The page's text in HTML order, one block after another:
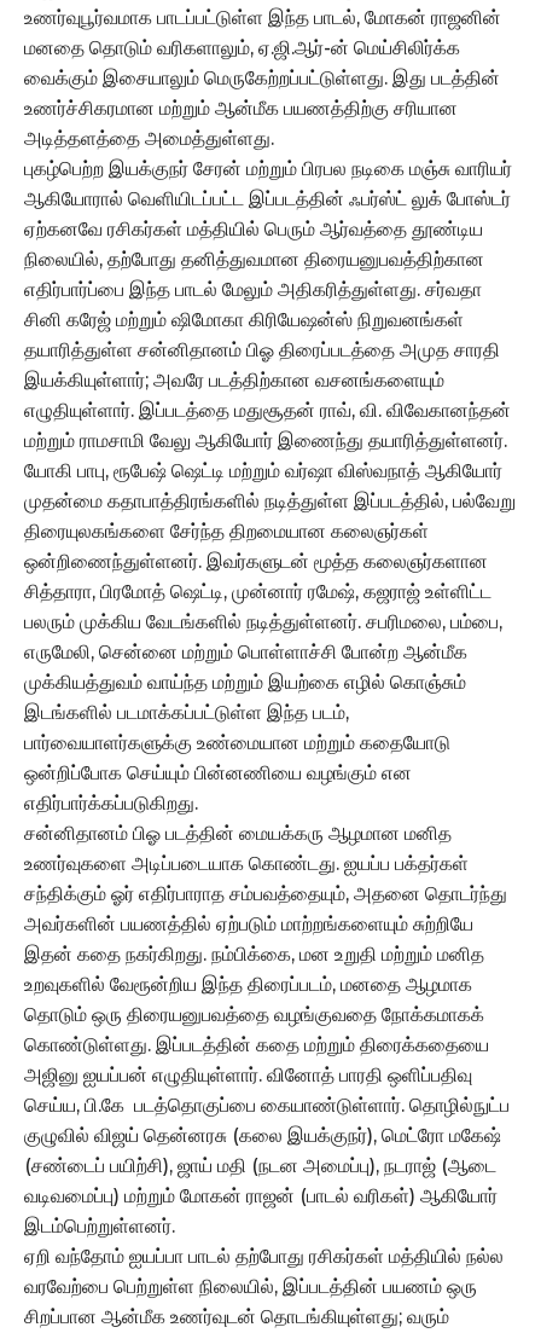
உணர்வுபூர்வமாக பாடப்பட்டுள்ள இந்த பாடல், மோகன் ராஜனின்
மனதை தொடும் வரிகளாலும், ஏ.ஜி.ஆர்-ன் மெய்சிலிர்க்க
வைக்கும் இசையாலும் மெருகேற்றப்பட்டுள்ளது. இது படத்தின்
உணர்ச்சிகரமான மற்றும் ஆன்மீக பயணத்திற்கு சரியான
அடித்தளத்தை அமைத்துள்ளது.
புகழ்பெற்ற இயக்குநர் சேரன் மற்றும் பிரபல நடிகை மஞ்சு வாரியர்
ஆகியோரால் வெளியிடப்பட்ட இப்படத்தின் ஃபர்ஸ்ட் லுக் போஸ்டர்
ஏற்கனவே ரசிகர்கள் மத்தியில் பெரும் ஆர்வத்தை தூண்டிய
நிலையில், தற்போது தனித்துவமான திரையனுபவத்திற்கான
எதிர்பார்ப்பை இந்த பாடல் மேலும் அதிகரித்துள்ளது. சர்வதா
சினி கரேஜ் மற்றும் ஷிமோகா கிரியேஷன்ஸ் நிறுவனங்கள்
தயாரித்துள்ள சன்னிதானம் பிஓ திரைப்படத்தை அமுத சாரதி
இயக்கியுள்ளார்; அவரே படத்திற்கான வசனங்களையும்
எழுதியுள்ளார். இப்படத்தை மதுசூதன் ராவ், வி. விவேகானந்தன்
மற்றும் ராமசாமி வேலு ஆகியோர் இணைந்து தயாரித்துள்ளனர்.
யோகி பாபு, ரூபேஷ் ஷெட்டி மற்றும் வர்ஷா விஸ்வநாத் ஆகியோர்
முதன்மை கதாபாத்திரங்களில் நடித்துள்ள இப்படத்தில், பல்வேறு
திரையுலகங்களை சேர்ந்த திறமையான கலைஞர்கள்
ஒன்றிணைந்துள்ளனர். இவர்களுடன் மூத்த கலைஞர்களான
சித்தாரா, பிரமோத் ஷெட்டி, முன்னார் ரமேஷ், கஜராஜ் உள்ளிட்ட
பலரும் முக்கிய வேடங்களில் நடித்துள்ளனர். சபரிமலை, பம்பை,
எருமேலி, சென்னை மற்றும் பொள்ளாச்சி போன்ற ஆன்மீக
முக்கியத்துவம் வாய்ந்த மற்றும் இயற்கை எழில் கொஞ்சும்
இடங்களில் படமாக்கப்பட்டுள்ள இந்த படம்,
பார்வையாளர்களுக்கு உண்மையான மற்றும் கதையோடு
ஒன்றிப்போக செய்யும் பின்னணியை வழங்கும் என
எதிர்பார்க்கப்படுகிறது.
சன்னிதானம் பிஓ படத்தின் மையக்கரு ஆழமான மனித
உணர்வுகளை அடிப்படையாக கொண்டது. ஐயப்ப பக்தர்கள்
சந்திக்கும் ஓர் எதிர்பாராத சம்பவத்தையும், அதனை தொடர்ந்து
அவர்களின் பயணத்தில் ஏற்படும் மாற்றங்களையும் சுற்றியே
இதன் கதை நகர்கிறது. நம்பிக்கை, மன உறுதி மற்றும் மனித
உறவுகளில் வேரூன்றிய இந்த திரைப்படம், மனதை ஆழமாக
தொடும் ஒரு திரையனுபவத்தை வழங்குவதை நோக்கமாகக்
கொண்டுள்ளது. இப்படத்தின் கதை மற்றும் திரைக்கதையை
அஜினு ஐயப்பன் எழுதியுள்ளார். வினோத் பாரதி ஒளிப்பதிவு
செய்ய, பி.கே படத்தொகுப்பை கையாண்டுள்ளார். தொழில்நுட்ப
குழுவில் விஜய் தென்னரசு (கலை இயக்குநர்), மெட்ரோ மகேஷ்
(சண்டைப் பயிற்சி), ஜாய் மதி (நடன அமைப்பு), நடராஜ் (ஆடை
வடிவமைப்பு) மற்றும் மோகன் ராஜன் (பாடல் வரிகள்) ஆகியோர்
இடம்பெற்றுள்ளனர்.
ஏறி வந்தோம் ஐயப்பா பாடல் தற்போது ரசிகர்கள் மத்தியில் நல்ல
வரவேற்பை பெற்றுள்ள நிலையில், இப்படத்தின் பயணம் ஒரு
சிறப்பான ஆன்மீக உணர்வுடன் தொடங்கியுள்ளது; வரும்